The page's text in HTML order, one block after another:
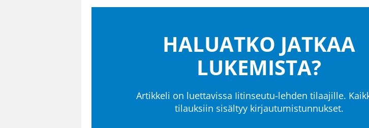
HALUATKO JATKAA
LUKEMISTA?
Artikkeli on luettavissa Iitinseutu-lehden tilaajille.
tilauksiin sisältyy kirjautumistunnukset.